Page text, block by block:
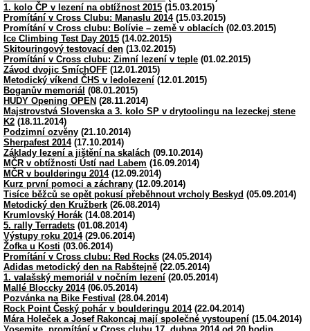
1. kolo ČP v lezení na obtížnost 2015 (15.03.2015)
Promítání v Cross Clubu: Manaslu 2014(15.03.2015)
Promítání v Cross clubu: Bolívie – země v oblacích (02.03.2015)
Ice Climbing Test Day 2015 (14.02.2015)
Skitouringový testovací den (13.02.2015)
Promítání v Cross clubu: Zimní lezení v teple (01.02.2015)
Závod dvojic SmíchOFF (12.01.2015)
Metodický víkend ČHS v ledolezení (12.01.2015)
Boganův memoriál (08.01.2015)
HUDY Opening OPEN (28.11.2014)
Majstrovstvá Slovenska a 3. kolo SP v drytoolingu na lezeckej stene
K2 (18.11.2014)
Podzimní ozvěny (21.10.2014)
Sherpafest 2014(17.10.2014)
Základy lezení a jištění na skalách (09.10.2014)
MČR v obtížnosti Ústí nad Labem (16.09.2014)
MČR v boulderingu 2014(12.09.2014)
Kurz první pomoci a záchrany (12.09.2014)
Tisíce běžců se opět pokusí přeběhnout vrcholy Beskyd (05.09.2014)
Metodický den Kružberk (26.08.2014)
Krumlovský Horák (14.08.2014)
5. rally Terradets (01.08.2014)
Výstupy roku 2014(29.06.2014)
Žofka u Kosti (03.06.2014)
Promítání v Cross clubu: Red Rocks (24.05.2014)
Adidas metodický den na Rabštejně (22.05.2014)
1. valašský memoriál v nočním lezení (20.05.2014)
Mallé Bloccky 2014(06.05.2014)
Pozvánka na Bike Festival (28.04.2014)
Rock Point Český pohár v boulderingu 2014(22.04.2014)
Mára Holeček a Josef Rakoncaj mají společné vystoupení (15.04.2014)